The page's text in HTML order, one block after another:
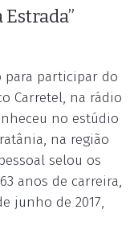
Estrada”
para participar do
Carretel, na rádio
no estúdio
na região
selou os
anos de carreira,
junho de 2017,